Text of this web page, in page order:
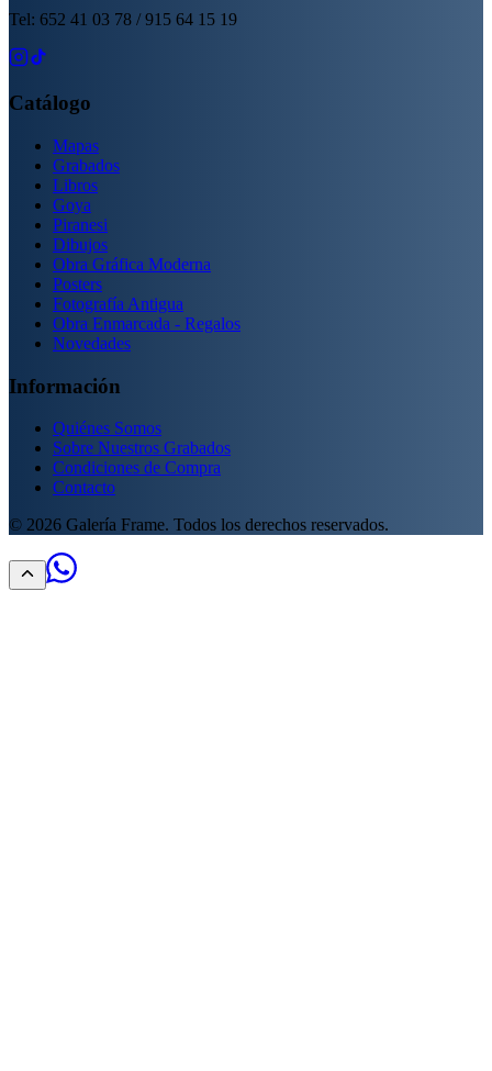
Tel: 652 41 03 78 / 915 64 15 19
Catálogo
Mapas
Grabados
Libros
Goya
Piranesi
Dibujos
Obra Gráfica Moderna
Posters
Fotografía Antigua
Obra Enmarcada - Regalos
Novedades
Información
Quiénes Somos
Sobre Nuestros Grabados
Condiciones de Compra
Contacto
© 2026 Galería Frame. Todos los derechos reservados.